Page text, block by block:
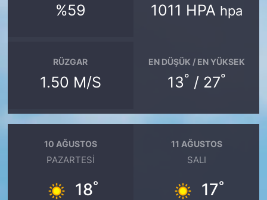
%59 1011 HPA hpa
RÜZGAR
1.50 M/S
EN DÜŞÜK / EN YÜKSEK
13° / 27°
10 AĞUSTOS
PAZARTESI
18°
11 AĞUSTOS
SALI
17°